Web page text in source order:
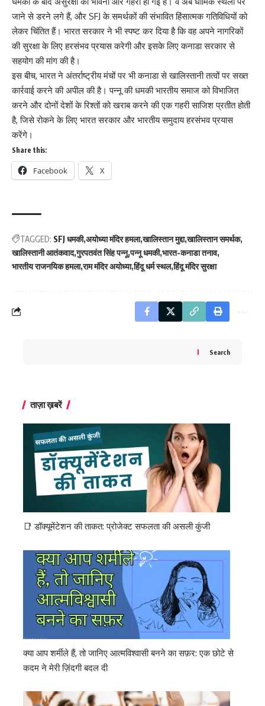
जाने से डरने लगे हैं, और SFJ के समर्थकों की संभावित हिंसात्मक गतिविधियों को
लेकर चिंतित हैं। भारत सरकार ने भी स्पष्ट कर दिया है कि वह अपने नागरिकों
की सुरक्षा के लिए हरसंभव प्रयास करेगी और इसके लिए कनाडा सरकार से
सहयोग की मांग की है।
इस बीच, भारत ने अंतर्राष्ट्रीय मंचों पर भी कनाडा से खालिस्तानी तत्वों पर सख्त
कार्रवाई करने की अपील की है। पन्नू की धमकी भारतीय समाज को विभाजित
करने और दोनों देशों के रिश्तों को खराब करने की एक गहरी साजिश प्रतीत होती
है, जिसे रोकने के लिए भारत सरकार और भारतीय समुदाय हरसंभव प्रयास
करेंगे।
Share this:
Facebook X
TAGGED: SFJ धमकी अयोध्या मंदिर हमला खालिस्तान मुद्दा खालिस्तान समर्थक
खालिस्तानी आतंकवाद गुरपतवंत सिंह पन्नू पन्नू धमकी भारत-कनाडा तनाव
भारतीय राजनयिक हमला राम मंदिर अयोध्या हिंदू धर्म स्थल हिंदू मंदिर सुरक्षा
Search
ताज़ा ख़बरें
📑 डॉक्यूमेंटेशन की ताकत: प्रोजेक्ट सफलता की असली कुंजी
क्या आप शर्मीले हैं, तो जानिए आत्मविश्वासी बनने का सफ़र: एक छोटे से
कदम ने मेरी ज़िंदगी बदल दी